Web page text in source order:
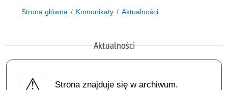
Strona główna Komunikaty Aktualności
Aktualności
Strona znajduje się w archiwum.